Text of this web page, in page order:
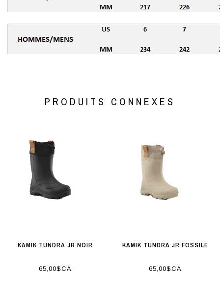
PRODUITS CONNEXES
KAMIK TUNDRA JR NOIR
65,00$CA
KAMIK TUNDRA JR FOSSILE
65,00$CA